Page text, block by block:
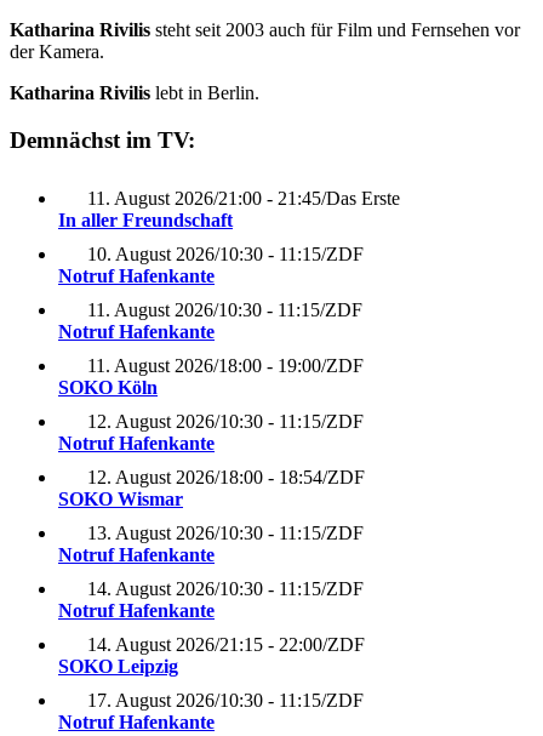
Katharina Rivilis steht seit 2003 auch für Film und Fernsehen vor
der Kamera.
Katharina Rivilis lebt in Berlin.
Demnächst im TV:
11. August 2026/21:00 - 21:45/Das Erste
In aller Freundschaft
10. August 2026/10:30 - 11:15/ZDF
Notruf Hafenkante
11. August 2026/10:30 - 11:15/ZDF
Notruf Hafenkante
11. August 2026/18:00 - 19:00/ZDF
SOKO Köln
12. August 2026/10:30 - 11:15/ZDF
Notruf Hafenkante
12. August 2026/18:00 - 18:54/ZDF
SOKO Wismar
13. August 2026/10:30 - 11:15/ZDF
Notruf Hafenkante
14. August 2026/10:30 - 11:15/ZDF
Notruf Hafenkante
14. August 2026/21:15 - 22:00/ZDF
SOKO Leipzig
17. August 2026/10:30 - 11:15/ZDF
Notruf Hafenkante